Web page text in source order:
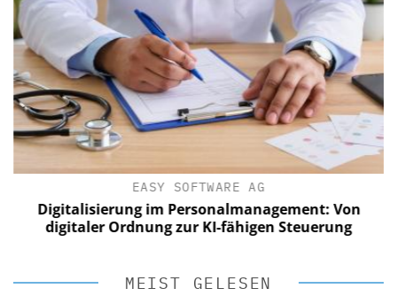
EASY SOFTWARE AG
Digitalisierung im Personalmanagement: Von
digitaler Ordnung zur KI-fähigen Steuerung
MEIST GELESEN